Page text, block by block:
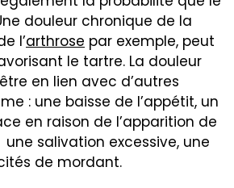
douleur chronique de la
l’arthrose par exemple, peut
le tartre. La douleur
en lien avec d’autres
: une baisse de l’appétit, un
en raison de l’apparition de
salivation excessive, une
de mordant.